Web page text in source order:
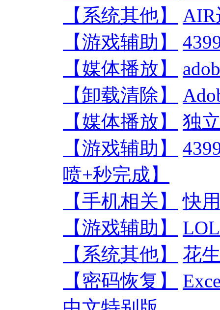
【系统其他】
AIR
【游戏辅助】
【媒体播放】
【卸载清除】
【媒体播放】
独
【游戏辅助】
喷+秒完成】
【手机相关】
快
【游戏辅助】
【系统其他】
花
【密码恢复】